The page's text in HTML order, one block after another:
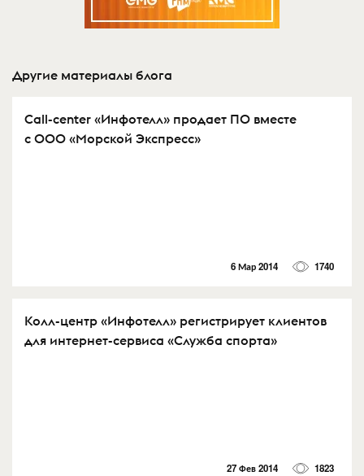
Другие материалы блога
Call-center «Инфотелл» продает ПО вместе
с ООО «Морской Экспресс»
6 Мар 2014 1740
Колл-центр «Инфотелл» регистрирует клиентов
для интернет-сервиса «Служба спорта»
27 Фев 2014 1823